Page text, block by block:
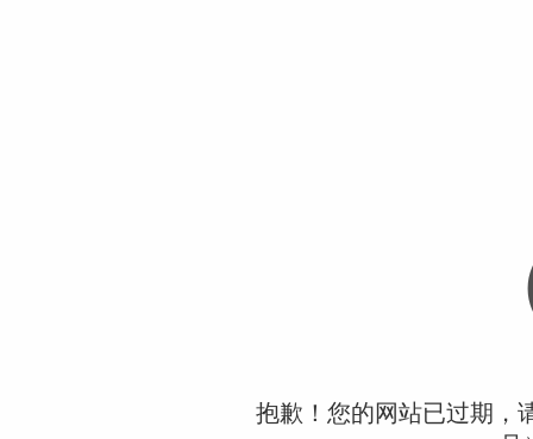
抱歉！您的网站已过期，